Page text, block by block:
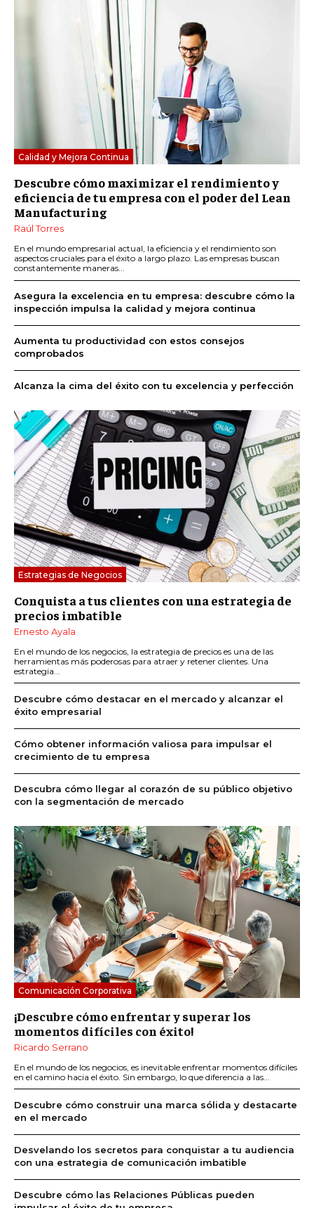
Calidad y Mejora Continua
Descubre cómo maximizar el rendimiento y
eficiencia de tu empresa con el poder del Lean
Manufacturing
Raúl Torres
En el mundo empresarial actual, la eficiencia y el rendimiento son
aspectos cruciales para el éxito a largo plazo. Las empresas buscan
constantemente maneras...
Asegura la excelencia en tu empresa: descubre cómo la
inspección impulsa la calidad y mejora continua
Aumenta tu productividad con estos consejos
comprobados
Alcanza la cima del éxito con tu excelencia y perfección
Estrategias de Negocios
Conquista a tus clientes con una estrategia de
precios imbatible
Ernesto Ayala
En el mundo de los negocios, la estrategia de precios es una de las
herramientas más poderosas para atraer y retener clientes. Una
estrategia...
Descubre cómo destacar en el mercado y alcanzar el
éxito empresarial
Cómo obtener información valiosa para impulsar el
crecimiento de tu empresa
Descubra cómo llegar al corazón de su público objetivo
con la segmentación de mercado
Comunicación Corporativa
¡Descubre cómo enfrentar y superar los
momentos difíciles con éxito!
Ricardo Serrano
En el mundo de los negocios, es inevitable enfrentar momentos difíciles
en el camino hacia el éxito. Sin embargo, lo que diferencia a las...
Descubre cómo construir una marca sólida y destacarte
en el mercado
Desvelando los secretos para conquistar a tu audiencia
con una estrategia de comunicación imbatible
Descubre cómo las Relaciones Públicas pueden